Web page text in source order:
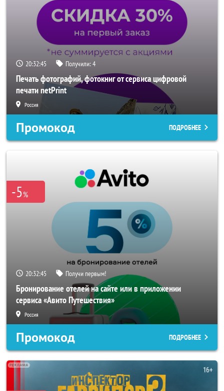
20:32:43 Получили:4
Печать фотографий, фотокниг от сервиса цифровой
печати netPrint
Россия
Промокод ПОДРОБНЕЕ
-5%
20:32:43 Получи первым!
Бронирование отелей на сайте или в приложении
сервиса «Авито Путешествия»
Россия
Промокод ПОДРОБНЕЕ